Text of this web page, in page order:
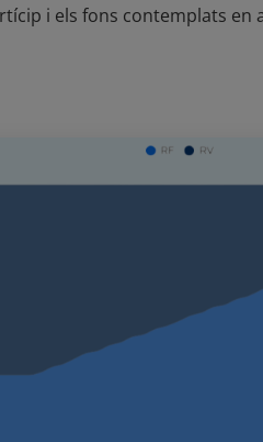
i els fons contemplats en